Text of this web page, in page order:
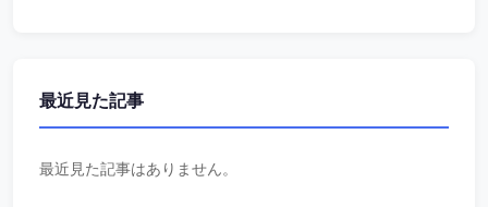
最近見た記事
最近見た記事はありません。